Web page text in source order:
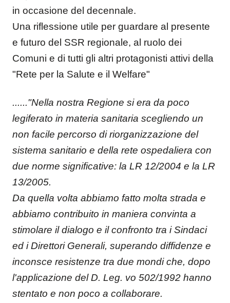
in occasione del decennale.
Una riflessione utile per guardare al presente
e futuro del SSR regionale, al ruolo dei
Comuni e di tutti gli altri protagonisti attivi della
"Rete per la Salute e il Welfare"
......"Nella nostra Regione si era da poco
legiferato in materia sanitaria scegliendo un
non facile percorso di riorganizzazione del
sistema sanitario e della rete ospedaliera con
due norme significative: la LR 12/2004 e la LR
13/2005.
Da quella volta abbiamo fatto molta strada e
abbiamo contribuito in maniera convinta a
stimolare il dialogo e il confronto tra i Sindaci
ed i Direttori Generali, superando diffidenze e
inconsce resistenze tra due mondi che, dopo
l'applicazione del D. Leg. vo 502/1992 hanno
stentato e non poco a collaborare.